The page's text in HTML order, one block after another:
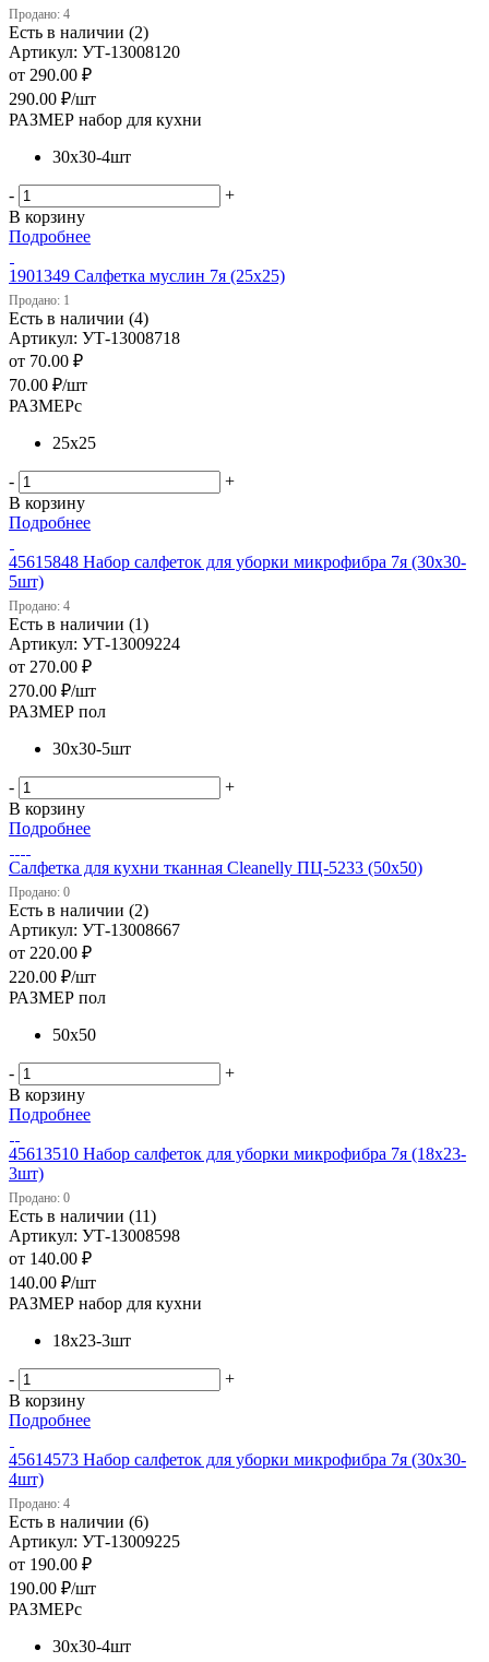
Продано: 4
Есть в наличии (2)
Артикул: УТ-13008120
от 290.00 ₽
290.00 ₽/шт
РАЗМЕР набор для кухни
30х30-4шт
-
+
В корзину
Подробнее
1901349 Салфетка муслин 7я (25х25)
Продано: 1
Есть в наличии (4)
Артикул: УТ-13008718
от 70.00 ₽
70.00 ₽/шт
РАЗМЕРс
25х25
-
+
В корзину
Подробнее
45615848 Набор салфеток для уборки микрофибра 7я (30х30-
5шт)
Продано: 4
Есть в наличии (1)
Артикул: УТ-13009224
от 270.00 ₽
270.00 ₽/шт
РАЗМЕР пол
30х30-5шт
-
+
В корзину
Подробнее
Салфетка для кухни тканная Cleanelly ПЦ-5233 (50х50)
Продано: 0
Есть в наличии (2)
Артикул: УТ-13008667
от 220.00 ₽
220.00 ₽/шт
РАЗМЕР пол
50х50
-
+
В корзину
Подробнее
45613510 Набор салфеток для уборки микрофибра 7я (18х23-
3шт)
Продано: 0
Есть в наличии (11)
Артикул: УТ-13008598
от 140.00 ₽
140.00 ₽/шт
РАЗМЕР набор для кухни
18х23-3шт
-
+
В корзину
Подробнее
45614573 Набор салфеток для уборки микрофибра 7я (30х30-
4шт)
Продано: 4
Есть в наличии (6)
Артикул: УТ-13009225
от 190.00 ₽
190.00 ₽/шт
РАЗМЕРс
30х30-4шт